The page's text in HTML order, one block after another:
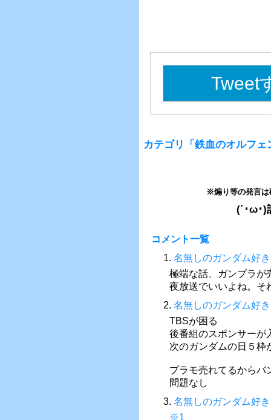
Tweet
カテゴリ「鉄血のオルフ
※煽り等の発言は
(´･ω･)
コメント一覧
1. 名無しのガンダム好き
極端な話、ガンプラが
夜放送でいいよね。そ
2. 名無しのガンダム好き
TBSが困る
後番組のスポンサーが
次のガンダムの日５枠
プラモ売れてるからバ
問題なし
3. 名無しのガンダム好き
※1